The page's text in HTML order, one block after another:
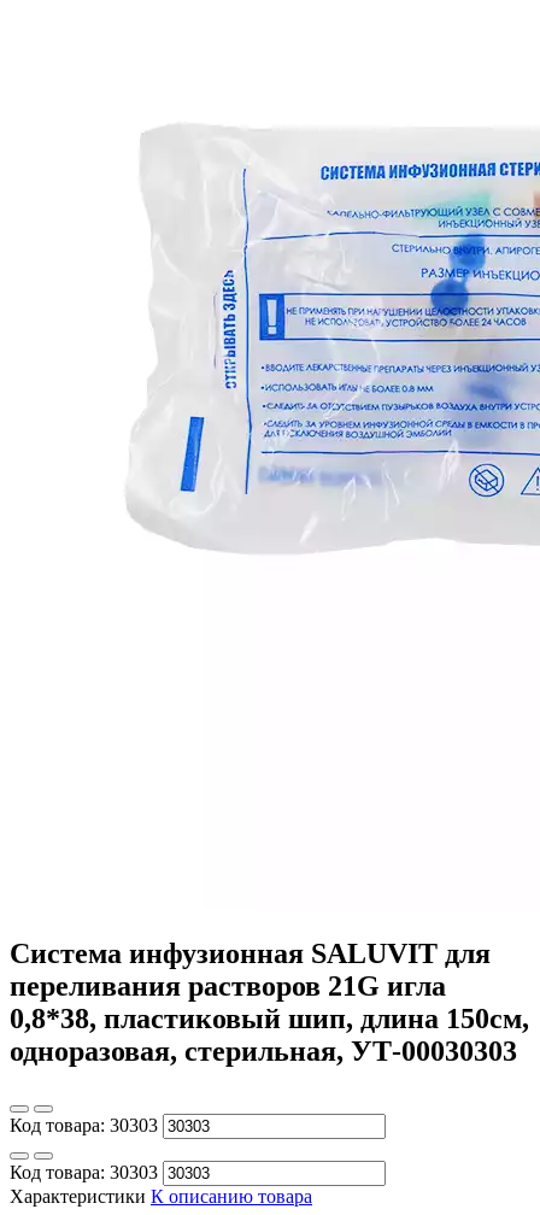
Система инфузионная SALUVIT для
переливания растворов 21G игла
0,8*38, пластиковый шип, длина 150см,
одноразовая, стерильная, УТ-00030303
Код товара: 30303
Код товара: 30303
Характеристики К описанию товара